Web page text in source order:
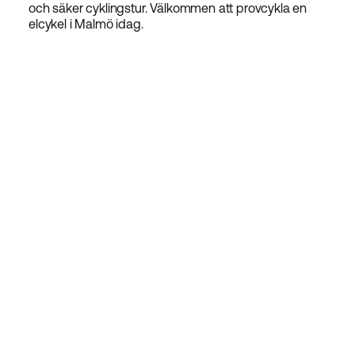
och säker cyklingstur. Välkommen att provcykla en
elcykel i Malmö idag.